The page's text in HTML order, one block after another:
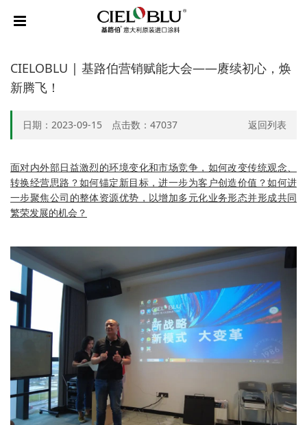
CIELOBLU | 基路伯营销赋能大会——赓续初心，焕
新腾飞！
日期：2023-09-15 点击数： 47037 返回列表
面对内外部日益激烈的环境变化和市场竞争，如何改变传统观念、
转换经营思路？如何锚定新目标，进一步为客户创造价值？如何进
一步聚焦公司的整体资源优势，以增加多元化业务形态并形成共同
繁荣发展的机会？